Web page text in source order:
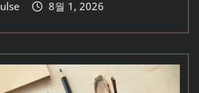
8월 1, 2026